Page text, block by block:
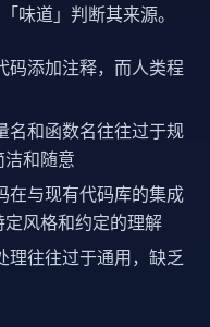
味道」判断其来源。
码添加注释，而人类程
名和函数名往往过于规
和随意
在与现有代码库的集成
风格和约定的理解
理往往过于通用，缺乏